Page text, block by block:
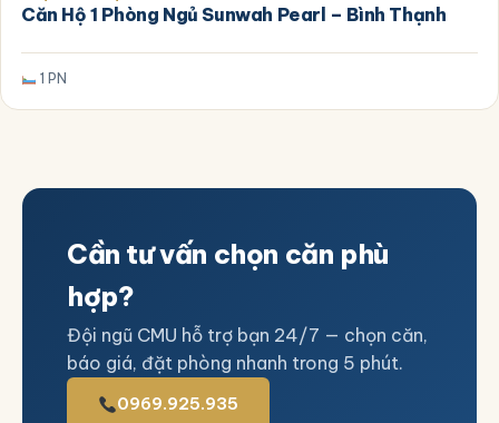
Căn Hộ 1 Phòng Ngủ Sunwah Pearl – Bình Thạnh
1 PN
Cần tư vấn chọn căn phù
hợp?
Đội ngũ CMU hỗ trợ bạn 24/7 — chọn căn,
báo giá, đặt phòng nhanh trong 5 phút.
0969.925.935